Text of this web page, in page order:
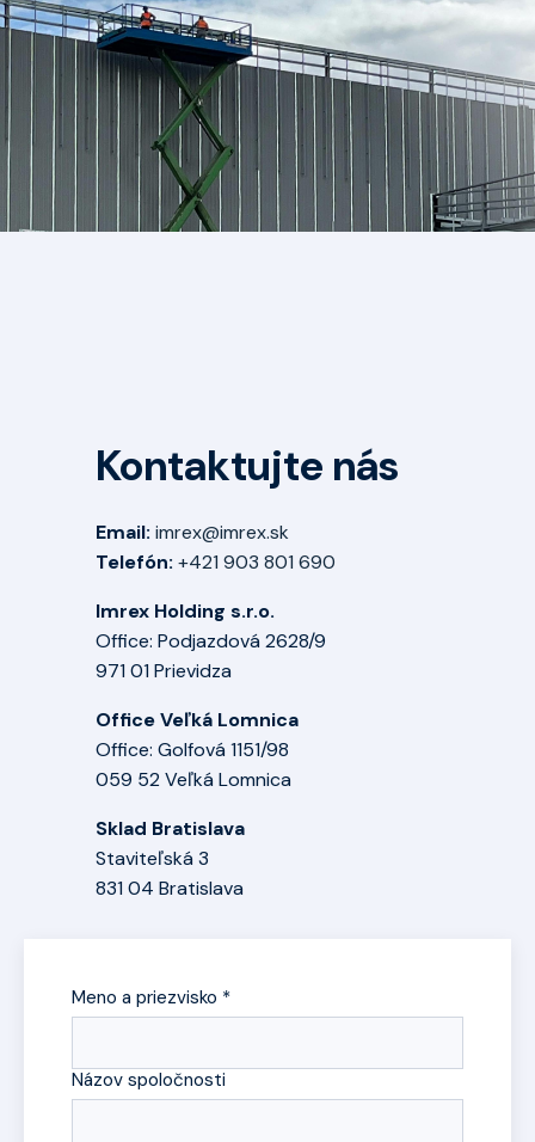
Kontaktujte nás
Email: imrex@imrex.sk
Telefón: +421 903 801 690
Imrex Holding s.r.o.
Office: Podjazdová 2628/9
971 01 Prievidza
Office Veľká Lomnica
Office: Golfová 1151/98
059 52 Veľká Lomnica
Sklad Bratislava
Staviteľská 3
831 04 Bratislava
Meno a priezvisko *
Názov spoločnosti